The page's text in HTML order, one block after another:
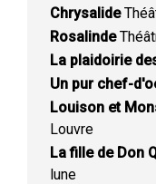
Chrysalide
Rosalinde
La plaidoirie
Un pur chef-
Louison et
Louvre
La fille de Don
lune